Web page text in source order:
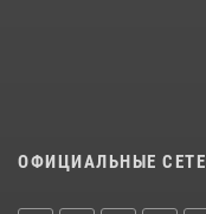
ОФИЦИАЛЬНЫЕ